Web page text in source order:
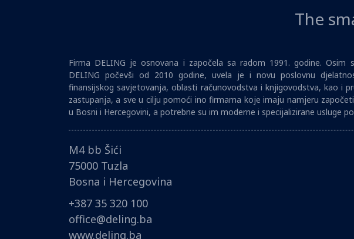
The
Firma DELING je osnovana i započela sa radom 1991. godine. Osim
DELING počevši od 2010 godine, uvela je i novu poslovnu
finansijskog savjetovanja, oblasti računovodstva i knjigovodstva, kao i
zastupanja, a sve u cilju pomoći ino firmama koje imaju namjeru
u Bosni i Hercegovini, a potrebne su im moderne i specijalizirane usluge
M4 bb Šići
75000 Tuzla
Bosna i Hercegovina
+387 35 320 100
office@deling.ba
www.deling.ba